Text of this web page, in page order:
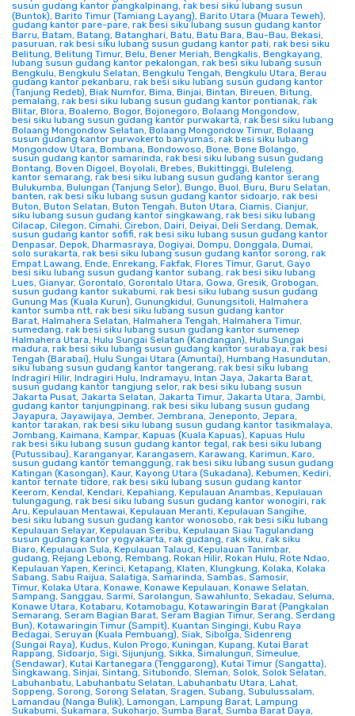
susun gudang kantor pangkalpinang, rak besi siku lubang susun
gudang kantor pare-pare, rak besi siku lubang susun gudang kantor
pasuruan, rak besi siku lubang susun gudang kantor pati, rak besi siku
lubang susun gudang kantor pekalongan, rak besi siku lubang susun
gudang kantor pekanbaru, rak besi siku lubang susun gudang kantor
pemalang, rak besi siku lubang susun gudang kantor pontianak, rak
besi siku lubang susun gudang kantor purwakarta, rak besi siku lubang
susun gudang kantor purwokerto banyumas, rak besi siku lubang
susun gudang kantor samarinda, rak besi siku lubang susun gudang
kantor semarang, rak besi siku lubang susun gudang kantor serang
banten, rak besi siku lubang susun gudang kantor sidoarjo, rak besi
siku lubang susun gudang kantor singkawang, rak besi siku lubang
susun gudang kantor sofifi, rak besi siku lubang susun gudang kantor
solo surakarta, rak besi siku lubang susun gudang kantor sorong, rak
besi siku lubang susun gudang kantor subang, rak besi siku lubang
susun gudang kantor sukabumi, rak besi siku lubang susun gudang
kantor sumba ntt, rak besi siku lubang susun gudang kantor
sumedang, rak besi siku lubang susun gudang kantor sumenep
madura, rak besi siku lubang susun gudang kantor surabaya,rak besi
siku lubang susun gudang kantor tangerang, rak besi siku lubang
susun gudang kantor tangjung selor, rak besi siku lubang susun
gudang kantor tanjungpinang, rak besi siku lubang susun gudang
kantor tarakan, rak besi siku lubang susun gudang kantor tasikmalaya,
rak besi siku lubang susun gudang kantor tegal, rak besi siku lubang
susun gudang kantor temanggung, rak besi siku lubang susun gudang
kantor ternate tidore, rak besi siku lubang susun gudang kantor
tulungagung, rak besi siku lubang susun gudang kantor wonogiri, rak
besi siku lubang susun gudang kantor wonosobo, rak besi siku lubang
susun gudang kantor yogyakarta, rak gudang, rak siku, rak siku
gudang, Rejang Lebong, Rembang, Rokan Hilir, Rokan Hulu, Rote Ndao,
Sabang, Sabu Raijua, Salatiga, Samarinda, Sambas, Samosir,
Sampang, Sanggau, Sarmi, Sarolangun, Sawahlunto, Sekadau, Seluma,
Semarang, Seram Bagian Barat, Seram Bagian Timur, Serang, Serdang
Bedagai, Seruyan (Kuala Pembuang), Siak, Sibolga,Sidenreng
Rappang, Sidoarjo, Sigi, Sijunjung, Sikka, Simalungun, Simeulue,
Singkawang, Sinjai, Sintang, Situbondo, Sleman, Solok, Solok Selatan,
Soppeng, Sorong, Sorong Selatan, Sragen, Subang, Subulussalam,
Sukabumi, Sukamara, Sukoharjo,Sumba Barat, Sumba Barat Daya,
(Buntok), Barito Timur (Tamiang Layang), Barito Utara (Muara Teweh),
Barru, Batam, Batang, Batanghari, Batu, Batu Bara, Bau-Bau, Bekasi,
Belitung, Belitung Timur, Belu, Bener Meriah, Bengkalis, Bengkayang,
Bengkulu, Bengkulu Selatan, Bengkulu Tengah, Bengkulu Utara, Berau
(Tanjung Redeb), Biak Numfor, Bima, Binjai, Bintan, Bireuen, Bitung,
Blitar, Blora, Boalemo, Bogor, Bojonegoro, Bolaang Mongondow,
Bolaang Mongondow Selatan, Bolaang Mongondow Timur, Bolaang
Mongondow Utara, Bombana, Bondowoso, Bone, Bone Bolango,
Bontang, Boven Digoel, Boyolali, Brebes, Bukittinggi, Buleleng,
Bulukumba, Bulungan (Tanjung Selor), Bungo, Buol, Buru, Buru Selatan,
Buton, Buton Selatan, Buton Tengah, Buton Utara, Ciamis, Cianjur,
Cilacap, Cilegon, Cimahi, Cirebon, Dairi, Deiyai, Deli Serdang, Demak,
Denpasar, Depok, Dharmasraya, Dogiyai, Dompu, Donggala, Dumai,
Empat Lawang, Ende, Enrekang, Fakfak, Flores Timur, Garut, Gayo
Lues, Gianyar, Gorontalo, Gorontalo Utara, Gowa, Gresik, Grobogan,
Gunung Mas (Kuala Kurun), Gunungkidul, Gunungsitoli, Halmahera
Barat, Halmahera Selatan, Halmahera Tengah, Halmahera Timur,
Halmahera Utara, Hulu Sungai Selatan (Kandangan), Hulu Sungai
Tengah (Barabai), Hulu Sungai Utara (Amuntai), Humbang Hasundutan,
Indragiri Hilir, Indragiri Hulu, Indramayu, Intan Jaya, Jakarta Barat,
Jakarta Pusat, Jakarta Selatan, Jakarta Timur, Jakarta Utara, Jambi,
Jayapura, Jayawijaya, Jember, Jembrana, Jeneponto, Jepara,
Jombang, Kaimana, Kampar, Kapuas (Kuala Kapuas), Kapuas Hulu
(Putussibau), Karanganyar, Karangasem, Karawang, Karimun, Karo,
Katingan (Kasongan), Kaur, Kayong Utara (Sukadana), Kebumen, Kediri,
Keerom, Kendal, Kendari, Kepahiang, Kepulauan Anambas, Kepulauan
Aru, Kepulauan Mentawai, Kepulauan Meranti, Kepulauan Sangihe,
Kepulauan Selayar, Kepulauan Seribu, Kepulauan Siau Tagulandang
Biaro, Kepulauan Sula, Kepulauan Talaud, Kepulauan Tanimbar,
Kepulauan Yapen, Kerinci, Ketapang, Klaten, Klungkung, Kolaka, Kolaka
Timur, Kolaka Utara, Konawe, Konawe Kepulauan, Konawe Selatan,
Konawe Utara, Kotabaru, Kotamobagu, Kotawaringin Barat (Pangkalan
Bun), Kotawaringin Timur (Sampit), Kuantan Singingi, Kubu Raya
(Sungai Raya), Kudus, Kulon Progo, Kuningan, Kupang, Kutai Barat
(Sendawar), Kutai Kartanegara (Tenggarong), Kutai Timur (Sangatta),
Labuhanbatu, Labuhanbatu Selatan, Labuhanbatu Utara, Lahat,
Lamandau (Nanga Bulik), Lamongan, Lampung Barat, Lampung